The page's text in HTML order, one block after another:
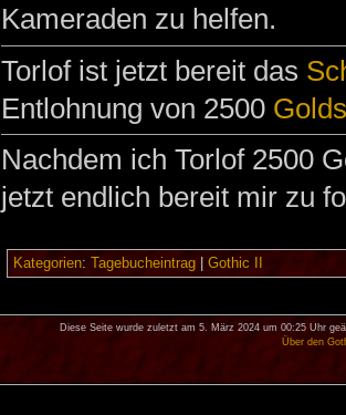
Kameraden zu helfen.
Torlof ist jetzt bereit das
Entlohnung von 2500
Nachdem ich Torlof 2500
jetzt endlich bereit mir zu
Kategorien: Tagebucheintrag| Gothic II
Diese Seite wurde zuletzt am 5. März 2024 um 00:25 Uhr
Über den